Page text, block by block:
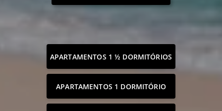
APARTAMENTOS 1 ½ DORMITÓRIOS
APARTAMENTOS 1 DORMITÓRIO